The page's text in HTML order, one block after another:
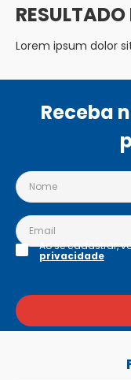
Lorem ipsum dolor
Receba
Ao se cadastrar,
privacidade